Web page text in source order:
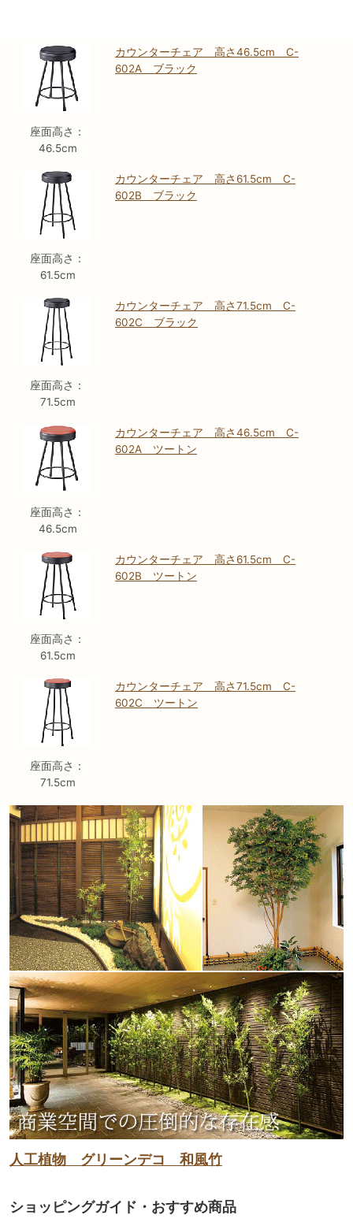
座面高さ：
46.5cm
カウンターチェア 高さ46.5cm C-
602A ブラック
座面高さ：
61.5cm
カウンターチェア 高さ61.5cm C-
602B ブラック
座面高さ：
71.5cm
カウンターチェア 高さ71.5cm C-
602C ブラック
座面高さ：
46.5cm
カウンターチェア 高さ46.5cm C-
602A ツートン
座面高さ：
61.5cm
カウンターチェア 高さ61.5cm C-
602B ツートン
座面高さ：
71.5cm
カウンターチェア 高さ71.5cm C-
602C ツートン
人工植物 グリーンデコ 和風竹
ショッピングガイド・おすすめ商品